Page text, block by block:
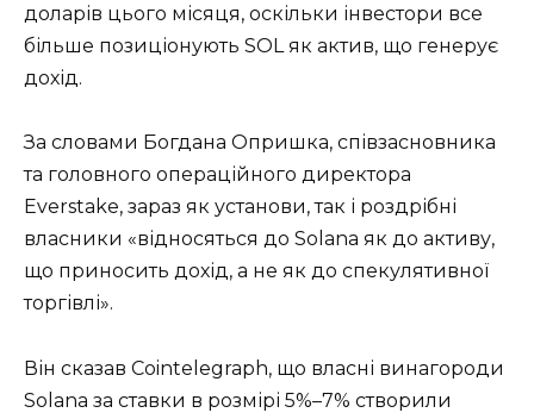
доларів цього місяця, оскільки інвестори все
більше позиціонують SOL як актив, що генерує
дохід.
За словами Богдана Опришка, співзасновника
та головного операційного директора
Everstake, зараз як установи, так і роздрібні
власники «відносяться до Solana як до активу,
що приносить дохід, а не як до спекулятивної
торгівлі».
Він сказав Cointelegraph, що власні винагороди
Solana за ставки в розмірі 5%–7% створили